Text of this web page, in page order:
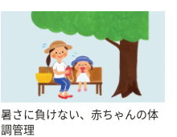
暑さに負けない、赤ちゃんの体
調管理